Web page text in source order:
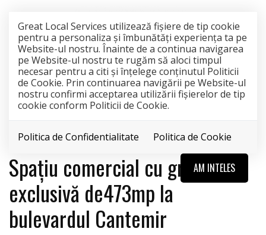
Great Local Services utilizează fişiere de tip cookie
pentru a personaliza și îmbunătăți experiența ta pe
Website-ul nostru. Înainte de a continua navigarea
pe Website-ul nostru te rugăm să aloci timpul
necesar pentru a citi și înțelege conținutul Politicii
de Cookie. Prin continuarea navigării pe Website-ul
nostru confirmi acceptarea utilizării fişierelor de tip
cookie conform Politicii de Cookie.
Politica de Confidentialitate Politica de Cookie
AM INTELES
Spațiu comercial cu grădină
exclusivă de473mp la
bulevardul Cantemir